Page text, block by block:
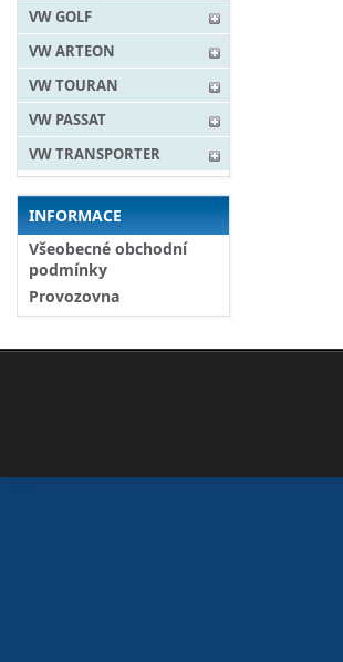
VW GOLF
VW ARTEON
VW TOURAN
VW PASSAT
VW TRANSPORTER
INFORMACE
Všeobecné obchodní
podmínky
Provozovna